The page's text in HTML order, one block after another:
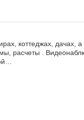
коттеджах, дачах,
расчеты .